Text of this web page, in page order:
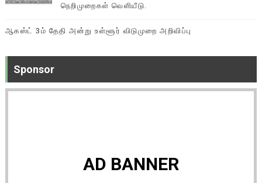
நெறிமுறைகள் வெளியீடு.
ஆகஸ்ட் 3ம் தேதி அன்று உள்ளூர் விடுமுறை அறிவிப்பு
Sponsor
AD BANNER